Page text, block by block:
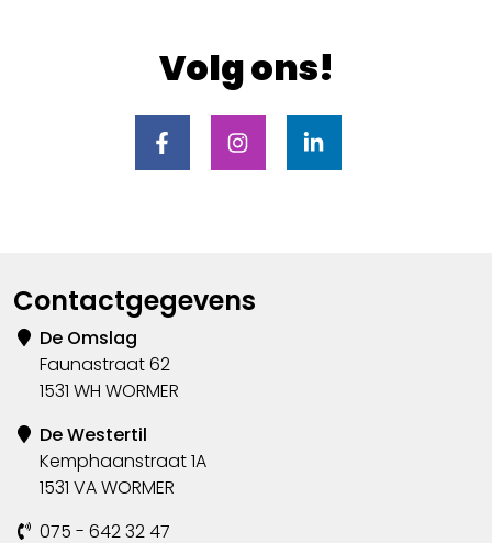
Volg ons!
Contactgegevens
De Omslag
Faunastraat 62
1531 WH WORMER
De Westertil
Kemphaanstraat 1A
1531 VA WORMER
075 - 642 32 47